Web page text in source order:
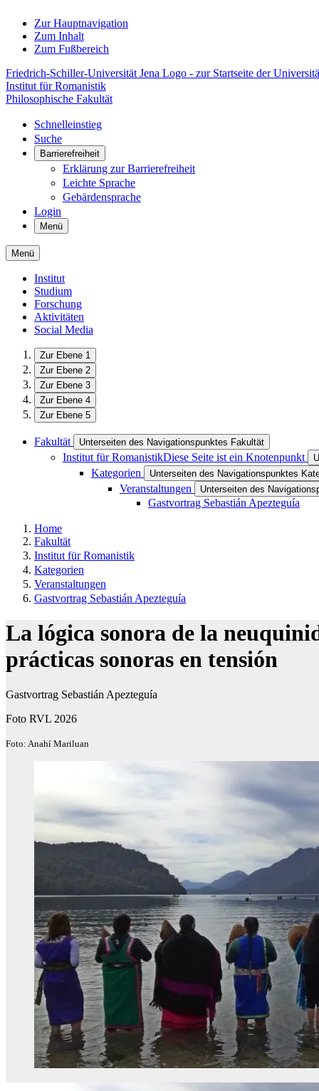
Zur Hauptnavigation
Zum Inhalt
Zum Fußbereich
Friedrich-Schiller-Universität Jena Logo - zur Startseite der
Institut für Romanistik
Philosophische Fakultät
Schnelleinstieg
Suche
Barrierefreiheit
Erklärung zur Barrierefreiheit
Leichte Sprache
Gebärdensprache
Login
Menü
Menü
Institut
Studium
Forschung
Aktivitäten
Social Media
Zur Ebene 1
Zur Ebene 2
Zur Ebene 3
Zur Ebene 4
Zur Ebene 5
Fakultät Unterseiten des Navigationspunktes Fakultät
Institut für RomanistikDiese Seite ist ein Knotenpunkt
Kategorien Unterseiten des Navigationspunktes
Veranstaltungen Unterseiten des
Gastvortrag Sebastián Apezteguía
Home
Fakultät
Institut für Romanistik
Kategorien
Veranstaltungen
Gastvortrag Sebastián Apezteguía
La lógica sonora de la
prácticas sonoras en tensión
Gastvortrag Sebastián Apezteguía
Foto RVL 2026
Foto: Anahí Mariluan